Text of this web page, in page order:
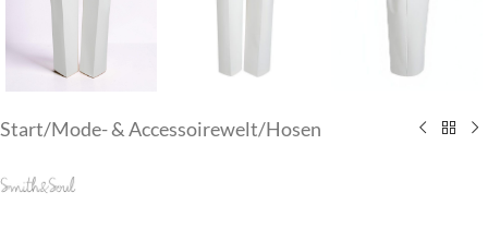
Start/Mode- & Accessoirewelt/Hosen